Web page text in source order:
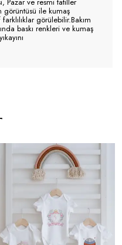
görüntüsü ile kumaş
görülebilir.Bakım
baskı renkleri ve kumaş